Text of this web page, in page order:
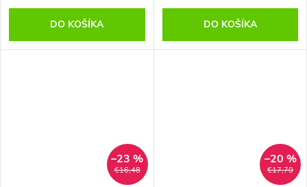
DO KOŠÍKA DO KOŠÍKA
€16,48
–23 %
€17,70
–20 %